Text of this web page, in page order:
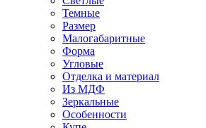
Темные
Размер
Малогабаритные
Форма
Угловые
Отделка и материал
Из МДФ
Зеркальные
Особенности